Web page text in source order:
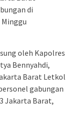
di
oleh Kapolres
Bennyahdi,
Barat Letkol
gabungan
Jakarta Barat,